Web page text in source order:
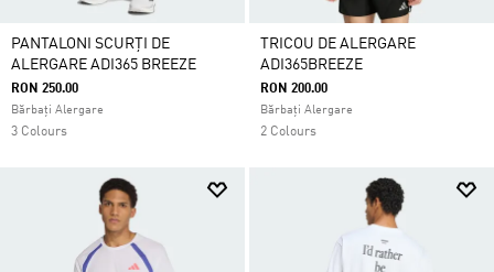
PANTALONI SCURȚI DE
ALERGARE ADI365 BREEZE
RON 250.00
Bărbați Alergare
3 Colours
TRICOU DE ALERGARE
ADI365BREEZE
RON 200.00
Bărbați Alergare
2 Colours